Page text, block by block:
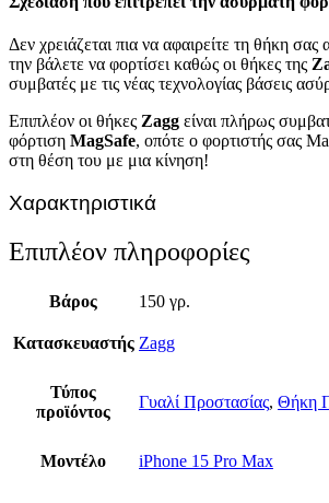
Δεν χρειάζεται πια να αφαιρείτε τη θήκη
την βάλετε να φορτίσει καθώς οι θήκες της
συμβατές με τις νέας τεχνολογίας βάσεις
Επιπλέον οι θήκες Zagg είναι πλήρως
φόρτιση MagSafe, οπότε ο φορτιστής σας
στη θέση του με μια κίνηση!
Χαρακτηριστικά
Επιπλέον πληροφορίες
Βάρος 150 γρ.
Κατασκευαστής Zagg
Τύπος
προϊόντος
Γυαλί Προστασίας, Θήκη
Μοντέλο iPhone 15 Pro Max